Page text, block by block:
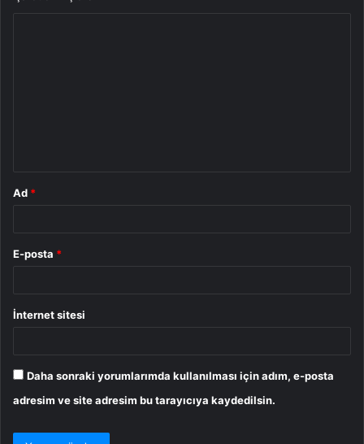
Ad *
E-posta *
İnternet sitesi
Daha sonraki yorumlarımda kullanılması için adım, e-posta
adresim ve site adresim bu tarayıcıya kaydedilsin.